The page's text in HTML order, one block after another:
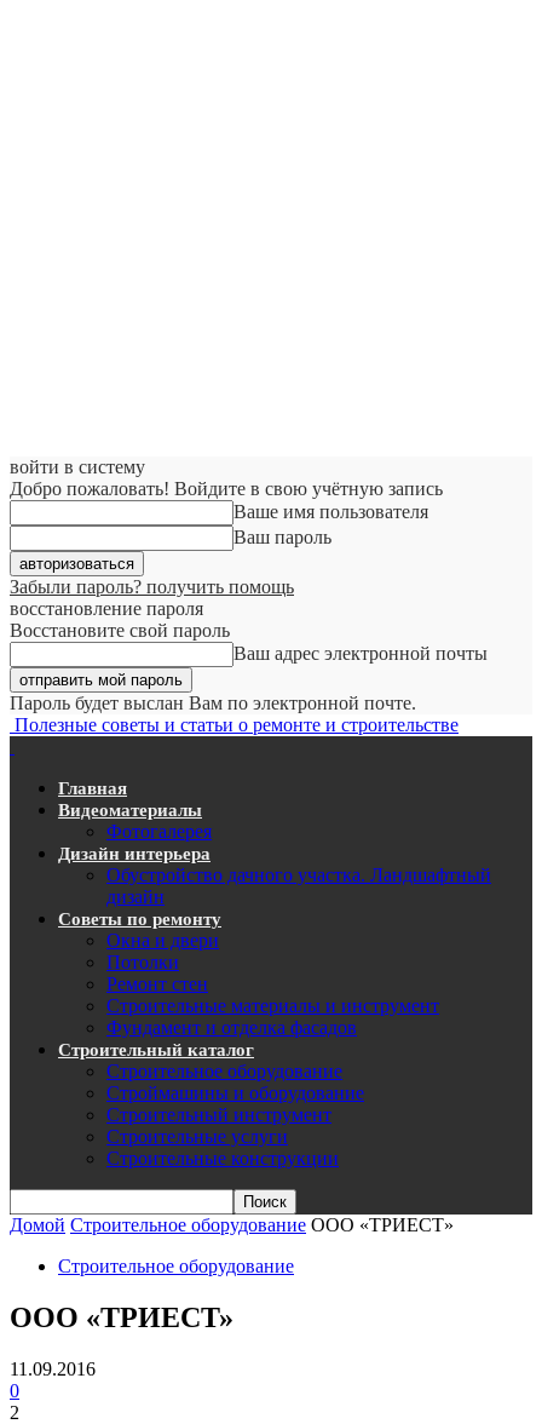
войти в систему
Добро пожаловать! Войдите в свою учётную запись
Ваше имя пользователя
Ваш пароль
Забыли пароль? получить помощь
восстановление пароля
Восстановите свой пароль
Ваш адрес электронной почты
Пароль будет выслан Вам по электронной почте.
Полезные советы и статьи о ремонте и строительстве
Главная
Видеоматериалы
Фотогалерея
Дизайн интерьера
Обустройство дачного участка. Ландшафтный
дизайн
Советы по ремонту
Окна и двери
Потолки
Ремонт стен
Строительные материалы и инструмент
Фундамент и отделка фасадов
Строительный каталог
Строительное оборудование
Строймашины и оборудование
Строительный инструмент
Строительные услуги
Строительные конструкции
Домой Строительное оборудование ООО «ТРИЕСТ»
Строительное оборудование
ООО «ТРИЕСТ»
11.09.2016
0
2